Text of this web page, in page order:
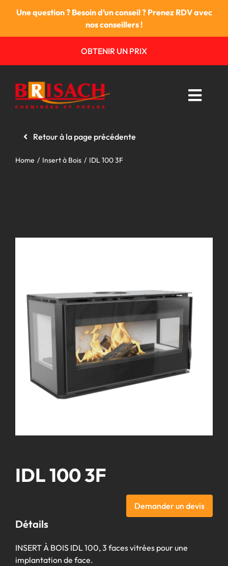
Une question ? Besoin d’un conseil ? Prenez RDV avec
nos conseillers !
OBTENIR UN PRIX
Les cheminées
Vos magasins
Contact
Retour à la page précédente
Home Insert à Bois IDL 100 3F
IDL 100 3F
Demander un devis
Détails
INSERT À BOIS IDL 100, 3 faces vitrées pour une
implantation de face.